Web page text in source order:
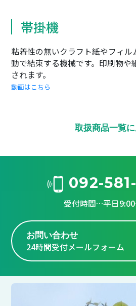
帯掛機
粘着性の無いクラフト紙やフィル
動で結束する機械です。印刷物や
されます。
動画はこちら
取扱商品一覧
092-
受付時間…平日
お問い合わせ
24時間受付メールフォーム